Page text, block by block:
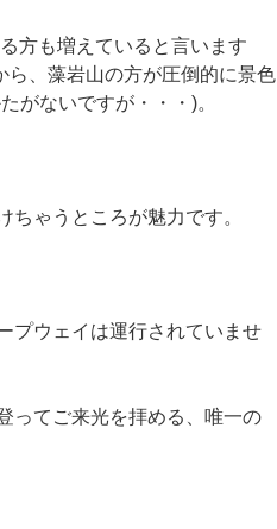
方も増えていると言います
ら、藻岩山の方が圧倒的に景色
がないですが・・・)。
ちゃうところが魅力です。
プウェイは運行されていませ
ってご来光を拝める、唯一の